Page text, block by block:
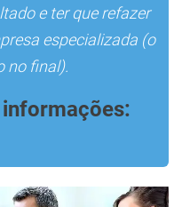
e ter que refazer
especializada (o
no final).